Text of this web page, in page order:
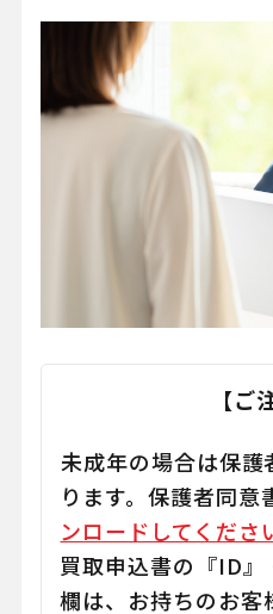
【ご
未成年の場合は保
ります。保護者同意
ンロードしてくださ
買取申込書の『ID
欄は、お持ちのお客